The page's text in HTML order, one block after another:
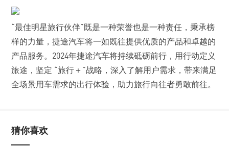
“最佳明星旅行伙伴”既是一种荣誉也是一种责任，秉承榜
样的力量，捷途汽车将一如既往提供优质的产品和卓越的
产品服务。2024年捷途汽车将持续砥砺前行，用行动定义
旅途，坚定 “旅行＋”战略，深入了解用户需求，带来满足
全场景用车需求的出行体验，助力旅行向往者勇敢前往。
猜你喜欢